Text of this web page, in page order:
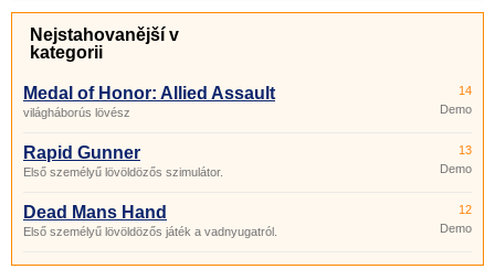
Nejstahovanější v
kategorii
Medal of Honor: Allied Assault
világháborús lövész
14
Demo
Rapid Gunner
Első személyű lövöldözős szimulátor.
13
Demo
Dead Mans Hand
Első személyű lövöldözős játék a vadnyugatról.
12
Demo